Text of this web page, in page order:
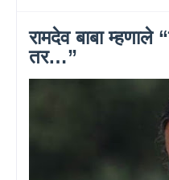
रामदेव बाबा
तर…”